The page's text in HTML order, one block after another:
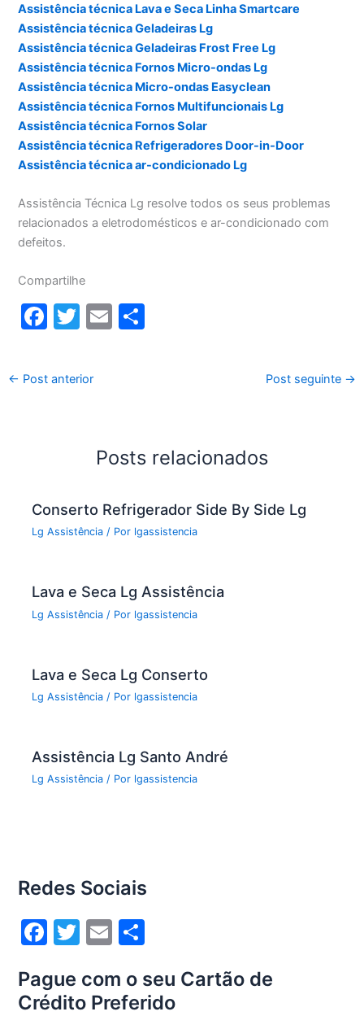
Assistência técnica Lava e Seca Linha Smartcare
Assistência técnica Geladeiras Lg
Assistência técnica Geladeiras Frost Free Lg
Assistência técnica Fornos Micro-ondas Lg
Assistência técnica Micro-ondas Easyclean
Assistência técnica Fornos Multifuncionais Lg
Assistência técnica Fornos Solar
Assistência técnica Refrigeradores Door-in-Door
Assistência técnica ar-condicionado Lg
Assistência Técnica Lg resolve todos os seus problemas
relacionados a eletrodomésticos e ar-condicionado com
defeitos.
Compartilhe
F
c
e
k
T
itt
er
E
← Post anterior Post seguinte →
Posts relacionados
Conserto Refrigerador Side By Side Lg
Lg Assistência / Por lgassistencia
Lava e Seca Lg Assistência
Lg Assistência / Por lgassistencia
Lava e Seca Lg Conserto
Lg Assistência / Por lgassistencia
Assistência Lg Santo André
Lg Assistência / Por lgassistencia
Redes Sociais
F
c
e
T
itt
er
E
ai
l
ar
e
Pague com o seu Cartão de
Crédito Preferido